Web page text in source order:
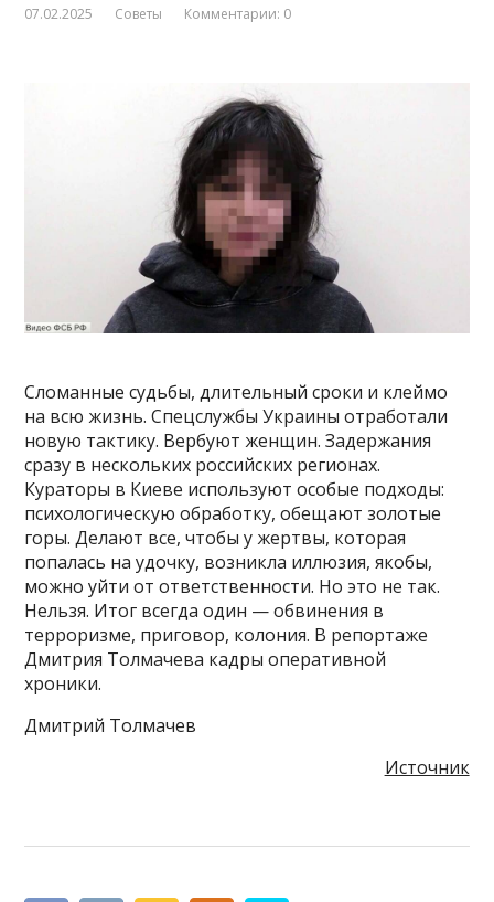
07.02.2025 Советы Комментарии: 0
Сломанные судьбы, длительный сроки и клеймо
на всю жизнь. Спецслужбы Украины отработали
новую тактику. Вербуют женщин. Задержания
сразу в нескольких российских регионах.
Кураторы в Киеве используют особые подходы:
психологическую обработку, обещают золотые
горы. Делают все, чтобы у жертвы, которая
попалась на удочку, возникла иллюзия, якобы,
можно уйти от ответственности. Но это не так.
Нельзя. Итог всегда один — обвинения в
терроризме, приговор, колония. В репортаже
Дмитрия Толмачева кадры оперативной
хроники.
Дмитрий Толмачев
Источник